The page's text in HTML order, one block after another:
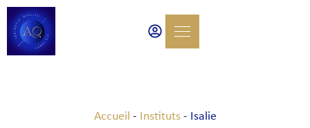
Accueil - Instituts- Isalie